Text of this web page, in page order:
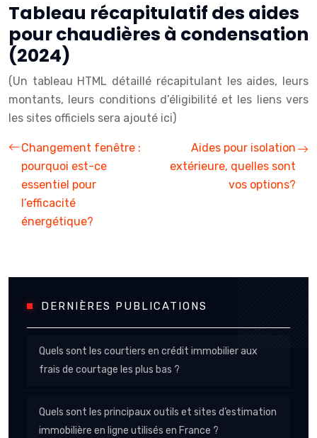
Tableau récapitulatif des aides
pour chaudières à condensation
(2024)
(Un tableau HTML détaillé récapitulant les aides, leurs
montants, leurs conditions d’éligibilité et les liens vers
les sites officiels sera ajouté ici)
Changement fenêtre :
pourquoi est-ce
essentiel pour
l’efficacité
énergétique?
Aides pour isolation
extérieure, quelles sont
vos options?
DERNIÈRES PUBLICATIONS
Quels sont les courtiers en crédit immobilier aux
frais de courtage les plus bas ?
Quels sont les principaux outils et sites d’estimation
immobilière en ligne utilisés en France ?